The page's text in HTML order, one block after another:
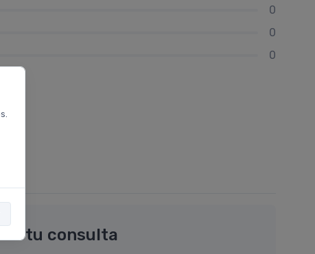
0
0
0
tu consulta